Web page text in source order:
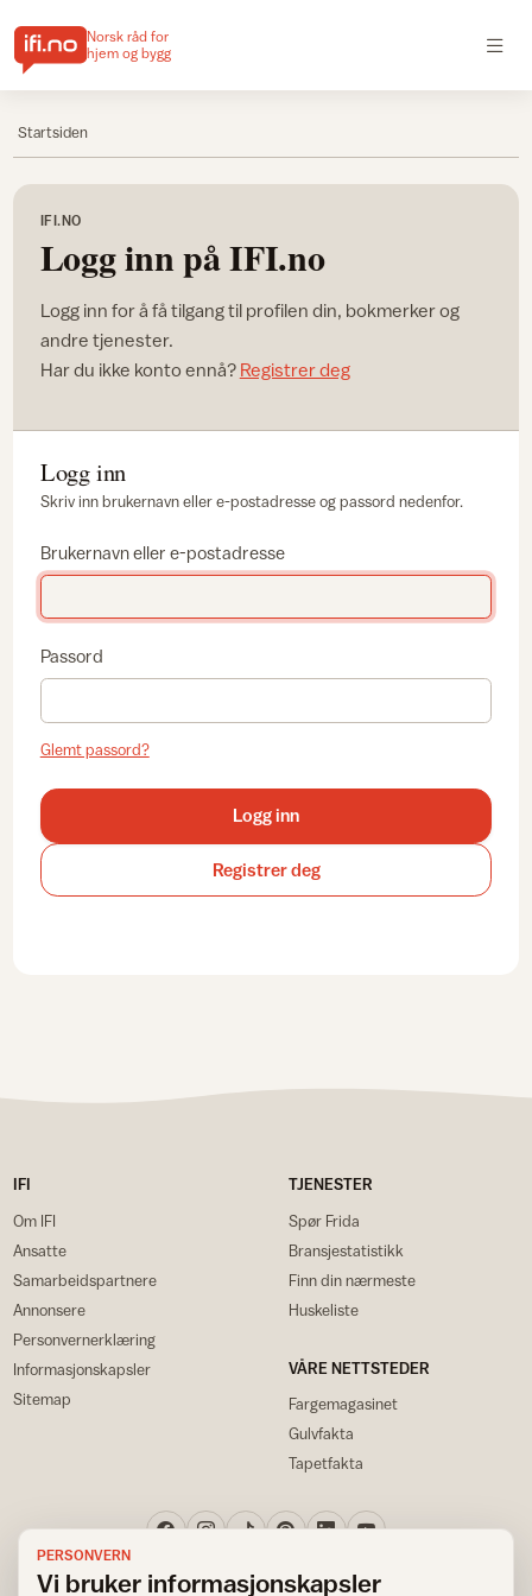
Norsk råd for
hjem og bygg
Startsiden
IFI.NO
Logg inn på IFI.no
Logg inn for å få tilgang til profilen din, bokmerker og
andre tjenester.
Har du ikke konto ennå? Registrer deg
Logg inn
Skriv inn brukernavn eller e-postadresse og passord nedenfor.
Brukernavn eller e-postadresse
Passord
Glemt passord?
Logg inn
Registrer deg
IFI
Om IFI
Ansatte
Samarbeidspartnere
Annonsere
Personvernerklæring
Informasjonskapsler
Sitemap
TJENESTER
Spør Frida
Bransjestatistikk
Finn din nærmeste
Huskeliste
VÅRE NETTSTEDER
Fargemagasinet
Gulvfakta
Tapetfakta
PERSONVERN
Vi bruker informasjonskapsler